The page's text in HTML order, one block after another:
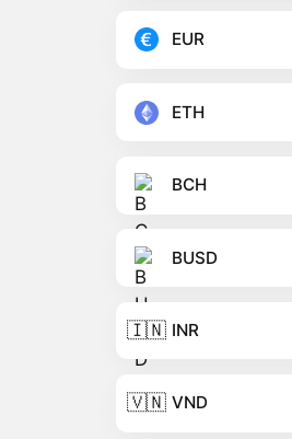
EUR
ETH
BCH
BUSD
🇮🇳 INR
🇻🇳 VND